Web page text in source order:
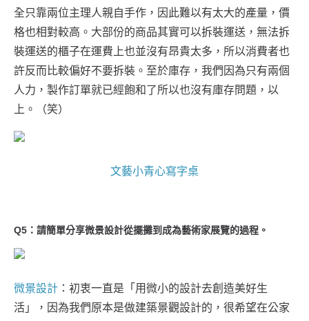
全只靠兩位主理人親自手作，因此難以有太大的產量，價
格也相對較高。大部份的商品其實可以拆裝運送，無法拆
裝運送的櫃子在運費上也並沒有昂貴太多，所以消費者也
許反而比較偏好不要拆裝。至於庫存，我們因為只有兩個
人力，製作訂單就已經飽和了所以也沒有庫存問題，以
上。（笑）
文藝小青心寫字桌
Q5：請簡單分享微景設計從擺攤到成為藝術家展覽的過程。
微景設計 ：初衷一直是「用微小的設計去創造美好生
活」，因為我們原本是做建築景觀設計的，很希望在公家